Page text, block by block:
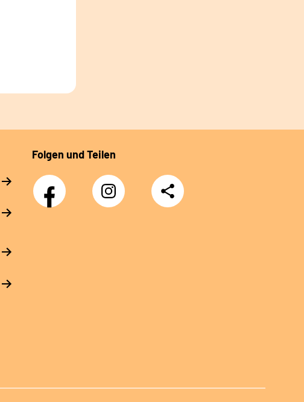
Folgen und Teilen
Facebook
Klinik
Sonnenblick
Instagram
Klinik
Sonnenblick
Teilen